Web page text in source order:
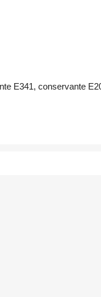
E341, conservante